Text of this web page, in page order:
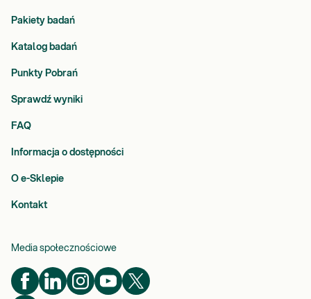
Pakiety badań
Katalog badań
Punkty Pobrań
Sprawdź wyniki
FAQ
Informacja o dostępności
O e-Sklepie
Kontakt
Media społecznościowe